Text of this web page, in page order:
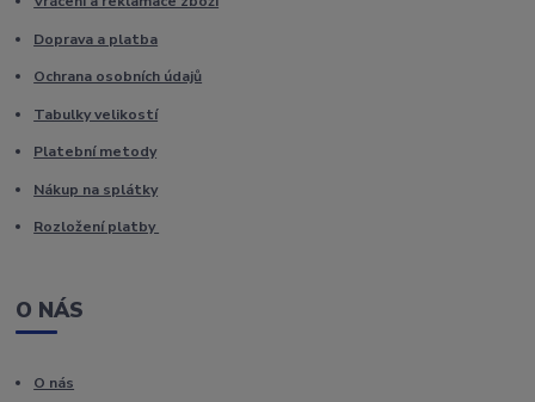
Doprava a platba
Ochrana osobních údajů
Tabulky velikostí
Platební metody
Nákup na splátky
Rozložení platby
O NÁS
O nás